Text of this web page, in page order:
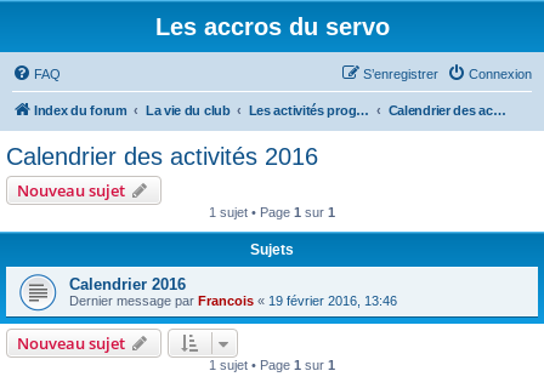
Les accros du servo
FAQ Connexion
S’enregistrer
Index du forum La vie du club Les activités programmées Calendrier des activités 2016
Calendrier des activités 2016
Nouveau sujet
1 sujet • Page 1 sur 1
Sujets
Calendrier 2016
Dernier message par Francois « 19 février 2016, 13:46
Nouveau sujet
1 sujet • Page 1 sur 1